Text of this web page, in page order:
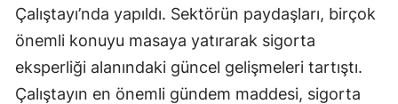
Erzurum
Eskişehir
Gaziantep
Çalıştayı’nda yapıldı. Sektörün paydaşları, birçok
önemli konuyu masaya yatırarak sigorta
eksperliği alanındaki güncel gelişmeleri tartıştı.
Çalıştayın en önemli gündem maddesi, sigorta